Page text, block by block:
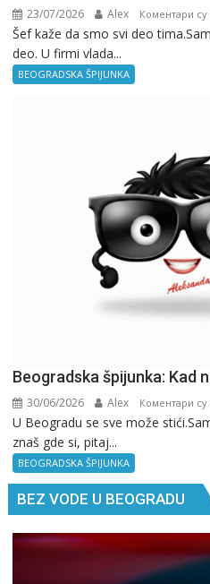
23/07/2026 Alex Коментари
Šef kaže da smo svi deo
deo. U firmi vlada...
BEOGRADSKA ŠPIJUNKA
Beogradska špijunka: Kad
30/06/2026 Alex Коментари
U Beogradu se sve može
znaš gde si, pitaj...
BEOGRADSKA ŠPIJUNKA
BEZ VODE U BEOGRADU